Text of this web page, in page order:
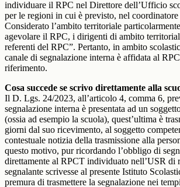
individuare il RPC nel Direttore dell’Ufficio
per le regioni in cui è previsto, nel coordinatore
Considerato l’ambito territoriale
agevolare il RPC, i dirigenti di ambito
referenti del RPC”. Pertanto, in ambito
canale di segnalazione interna è affidata al
riferimento.
Cosa succede se scrivo direttamente alla
Il D. Lgs. 24/2023, all’articolo 4, comma 6,
segnalazione interna è presentata ad un
(ossia ad esempio la scuola), quest’ultima è
giorni dal suo ricevimento, al soggetto
contestuale notizia della trasmissione alla
questo motivo, pur ricordando l’obbligo di
direttamente al RPCT individuato nell’USR di
segnalante scrivesse al presente Istituto
premura di trasmettere la segnalazione nei